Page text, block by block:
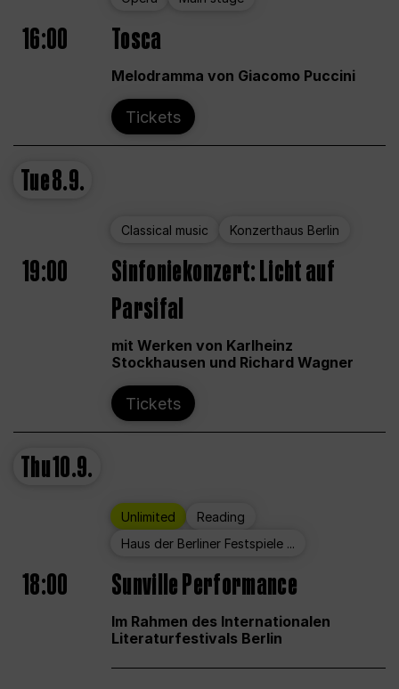
16:00 Tosca
Melodramma von Giacomo Puccini
Tickets
Tue8.9.
Classical music Konzerthaus Berlin
19:00
Sinfoniekonzert: Licht auf
Parsifal
mit Werken von Karlheinz
Stockhausen und Richard Wagner
Tickets
Thu10.9.
Unlimited
Reading
Haus der Berliner Festspiele ...
18:00 Sunville Performance
Im Rahmen des Internationalen
Literaturfestivals Berlin